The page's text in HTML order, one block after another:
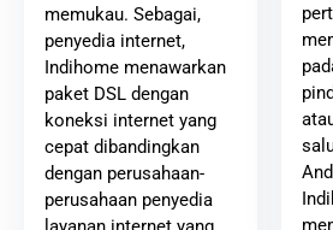
memukau. Sebagai,
penyedia internet,
Indihome menawarkan
paket DSL dengan
koneksi internet yang
cepat dibandingkan
dengan perusahaan-
perusahaan penyedia